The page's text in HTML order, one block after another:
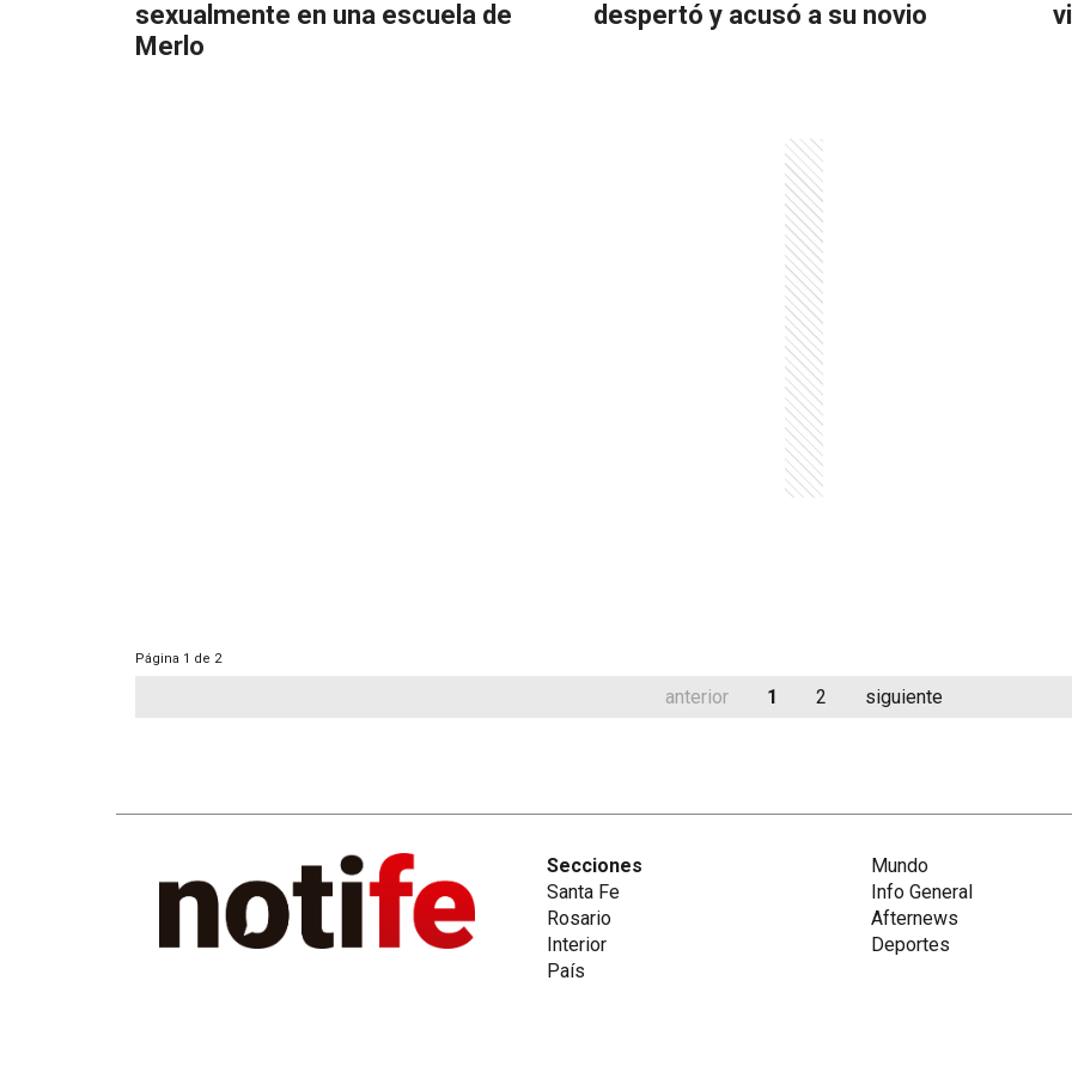
sexualmente en una escuela de
Merlo
despertó y acusó a su novio
Página 1 de 2
anterior 1 2 siguiente
Secciones
Santa Fe
Rosario
Interior
País
Mundo
Info General
Afternews
Deportes